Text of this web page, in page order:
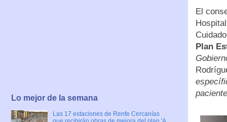
El
Plan
Lo mejor de la semana
Las 17 estaciones de Renfe Cercanías